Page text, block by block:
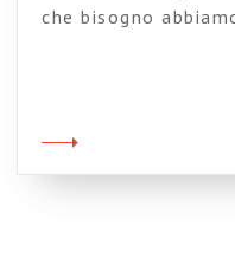
che bisogno
citato i sistemi di